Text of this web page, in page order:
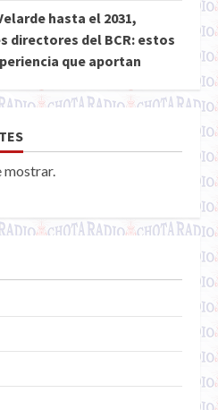
hasta el 2031,
directores del BCR: estos
que aportan
mostrar.